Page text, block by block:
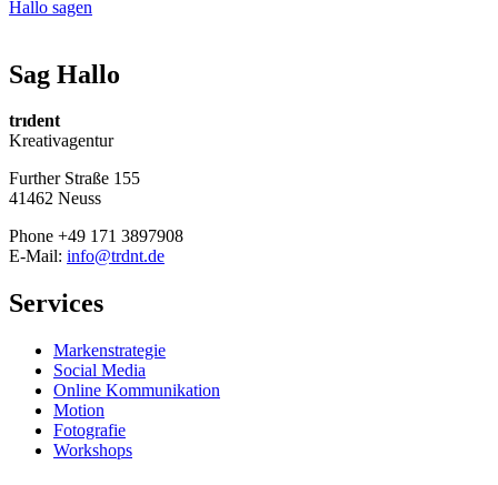
Hallo sagen
Sag Hallo
trıdent
Kreativagentur
Further Straße 155
41462 Neuss
Phone +49 171 3897908
E-Mail: info@trdnt.de
Services
Markenstrategie
Social Media
Online Kommunikation
Motion
Fotografie
Workshops